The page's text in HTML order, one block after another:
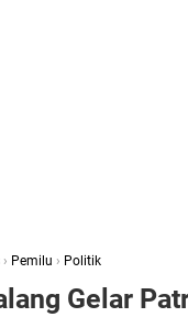
› Pemilu › Politik
Gelar